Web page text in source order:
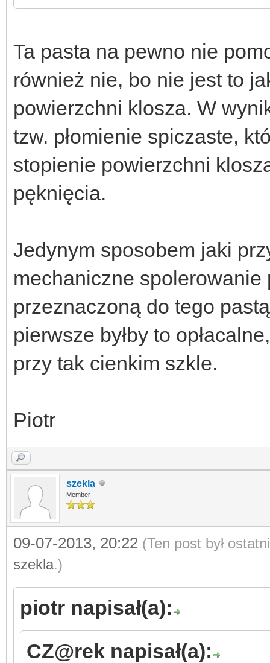
Ta pasta na pewno nie
również nie, bo nie jest to
powierzchni klosza. W
tzw. płomienie spiczaste,
stopienie powierzchni
pęknięcia.
Jedynym sposobem jaki
mechaniczne spolerowanie
przeznaczoną do tego
pierwsze byłby to
przy tak cienkim szkle.
Piotr
szekla
Member
09-07-2013, 20:22 (Ten post był
szekla.)
piotr napisał(a):
CZ@rek napisał(a):